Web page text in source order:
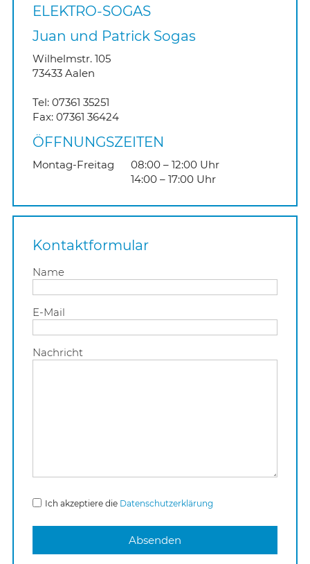
ELEKTROHEIZUNGEN
E-CHECK
GARANTIE
WERBESPOT - TOP LIEFERSERVICE
SMA Solar Technology AG
Varta
ELEKTRO-SOGAS
Juan und Patrick Sogas
Wilhelmstr. 105
73433 Aalen
Tel: 07361 35251
Fax: 07361 36424
ÖFFNUNGSZEITEN
Montag-Freitag
08:00 – 12:00 Uhr
14:00 – 17:00 Uhr
Kontaktformular
Name
E-Mail
Nachricht
Ich akzeptiere die Datenschutzerklärung
Absenden